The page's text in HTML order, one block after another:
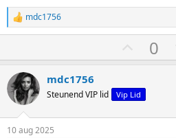
W
a
e
r
i
g
e
mdc1756
t
m
o
0
mdc1756
Steunend VIP lid Vip Lid
10 aug 2025